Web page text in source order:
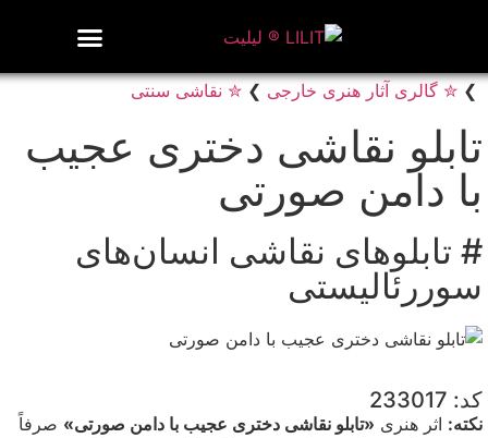
❯ ✮ گالری آثار هنری خارجی ❯ ✮ نقاشی سنتی
تابلو نقاشی دختری عجیب
با دامن صورتی
# تابلوهای نقاشی انسان‌های
سوررئالیستی
کد: 233017
نکته: اثر هنری «تابلو نقاشی دختری عجیب با دامن صورتی» صرفاً